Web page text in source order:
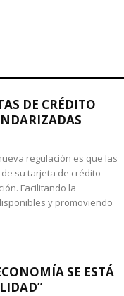
DE CRÉDITO
regulación es que las
su tarjeta de crédito
Facilitando la
y promoviendo
SE ESTÁ